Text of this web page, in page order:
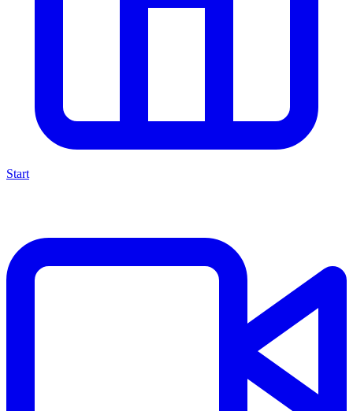
Start